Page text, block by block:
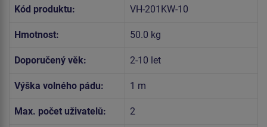
Kód produktu: VH-201KW-10
Hmotnost: 50.0 kg
Doporučený věk: 2-10 let
Výška volného pádu: 1 m
Max. počet uživatelů: 2